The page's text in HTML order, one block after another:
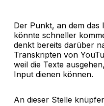
Der Punkt, an dem das
könnte schneller
denkt bereits darüber
Transkripten von
weil die Texte
Input dienen können.
An dieser Stelle